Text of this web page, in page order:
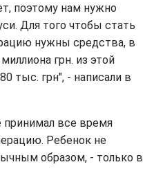
поэтому нам нужно
Для того чтобы стать
нужны средства, в
грн. из этой
тыс. грн", - написали в
принимал все время
Ребенок не
образом, - только в